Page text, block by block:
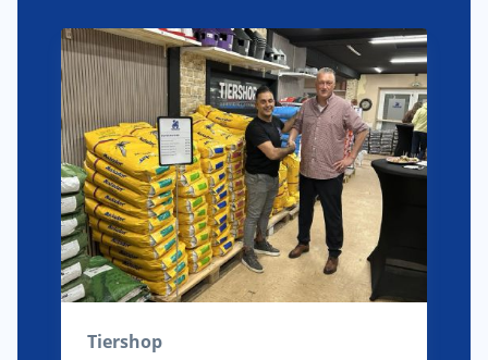
Tiershop